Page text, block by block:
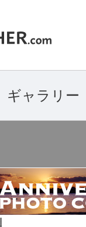
ギャラリー